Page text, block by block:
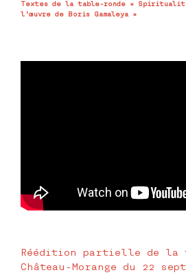
Textes de la table-ronde «
l’œuvre de Boris Gamaleya »
Réédition partielle de la
Château-Morange du 22